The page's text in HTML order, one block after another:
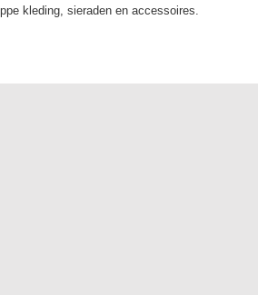
kleding, sieraden en accessoires.